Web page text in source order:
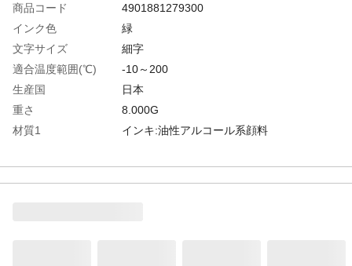
商品コード
4901881279300
インク色
緑
文字サイズ
細字
適合温度範囲(℃)
-10～200
生産国
日本
重さ
8.000G
材質1
インキ:油性アルコール系顔料